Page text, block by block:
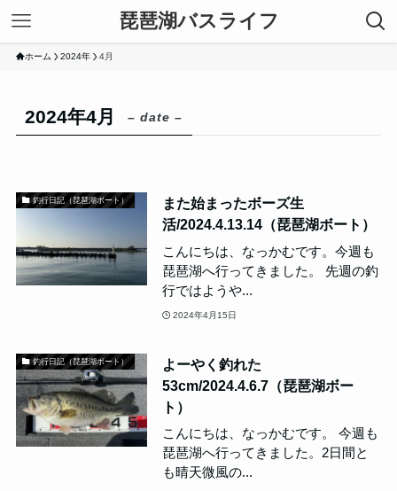
琵琶湖バスライフ
ホーム 2024年 4月
2024年4月 – date –
釣行日記（琵琶湖ボート）
また始まったボーズ生
活/2024.4.13.14（琵琶湖ボート）
こんにちは、なっかむです。今週も
琵琶湖へ行ってきました。 先週の釣
行ではようや...
2024年4月15日
釣行日記（琵琶湖ボート）
よーやく釣れた
53cm/2024.4.6.7（琵琶湖ボー
ト）
こんにちは、なっかむです。 今週も
琵琶湖へ行ってきました。2日間と
も晴天微風の...